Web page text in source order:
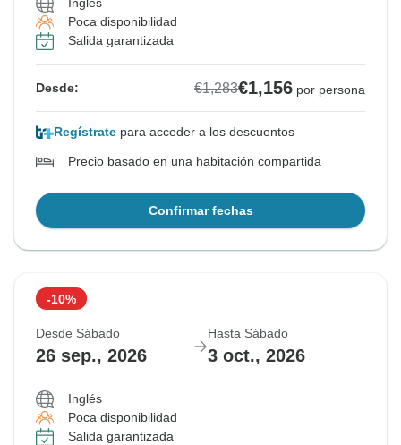
Inglés
Poca disponibilidad
Salida garantizada
Desde: €1,283€1,156 por persona
Regístrate para acceder a los descuentos
Precio basado en una habitación compartida
Confirmar fechas
-10%
Desde Sábado
26 sep., 2026
Hasta Sábado
3 oct., 2026
Inglés
Poca disponibilidad
Salida garantizada